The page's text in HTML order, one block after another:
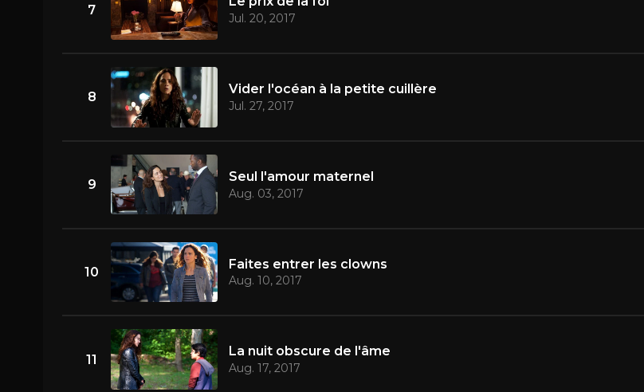
7
Jul. 20, 2017
8
Vider l'océan à la petite cuillère
Jul. 27, 2017
9
Seul l'amour maternel
Aug. 03, 2017
10
Faites entrer les clowns
Aug. 10, 2017
11
La nuit obscure de l'âme
Aug. 17, 2017